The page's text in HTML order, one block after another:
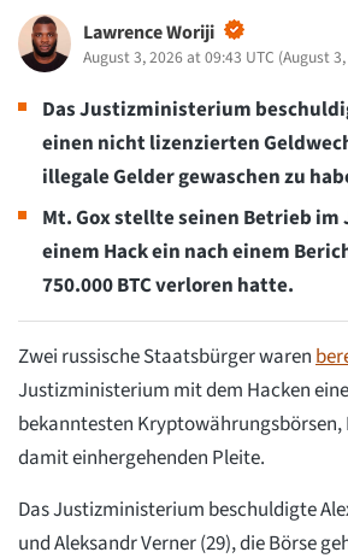
Lawrence Woriji
August 3, 2026 at 09:43 UTC (August
Das Justizministerium
einen nicht lizenzierten
illegale Gelder gewaschen zu
Mt. Gox stellte seinen Betrieb im
einem Hack ein nach einem
750.000 BTC verloren hatte.
Zwei russische Staatsbürger waren
Justizministerium mit dem Hacken
bekanntesten Kryptowährungsbörsen,
damit einhergehenden Pleite.
Das Justizministerium beschuldigte
und Aleksandr Verner (29), die Börse